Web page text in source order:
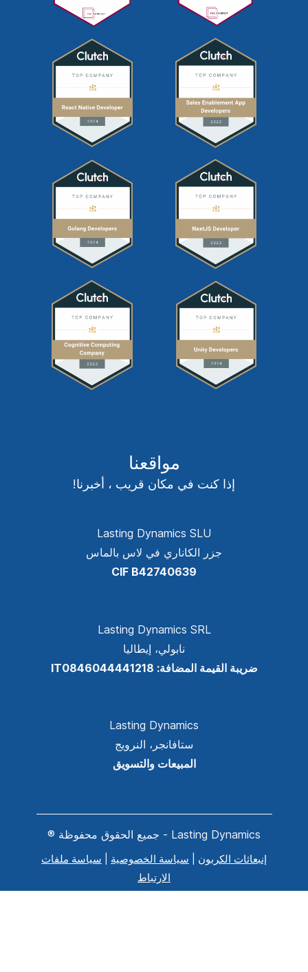
مواقعنا
إذا كنت في مكان قريب ، أخبرنا!
Lasting Dynamics SLU
جزر الكاناري في لاس بالماس
CIF B42740639
Lasting Dynamics SRL
نابولي، إيطاليا
ضريبة القيمة المضافة: IT0846044441218
Lasting Dynamics
ستافانجر، النرويج
المبيعات والتسويق
Lasting Dynamics - جميع الحقوق محفوظة ®
إنبعاثات الكربون سياسة الخصوصية
سياسة ملفات
الارتباط